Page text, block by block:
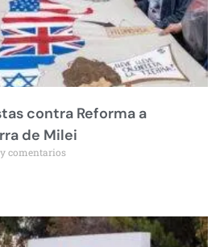
contra Reforma a
de Milei
comentarios